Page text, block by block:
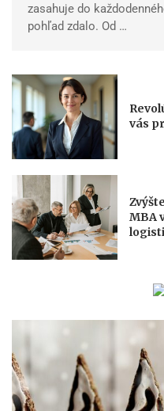
zasahuje do
pohľad zdalo. Od …
vás
MBA